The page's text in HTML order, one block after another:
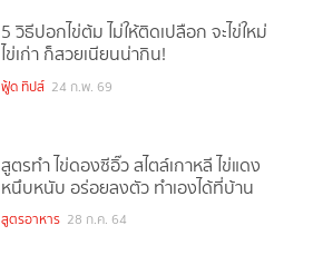
5 วิธีปอกไข่ต้ม ไม่ให้ติดเปลือก จะไข่ใหม่
ไข่เก่า ก็สวยเนียนน่ากิน!
ฟู้ด ทิปส์ 24 ก.พ. 69
สูตรทำ ไข่ดองซีอิ๊ว สไตล์เกาหลี ไข่แดง
หนึบหนับ อร่อยลงตัว ทำเองได้ที่บ้าน
สูตรอาหาร 28 ก.ค. 64